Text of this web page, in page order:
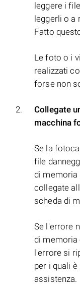
leggere i
leggerli o a
Fatto
Le foto o i
realizzati
forse non
Collegate
macchina
Se la
file
di memoria
collegate
scheda di
Se l'errore
di memoria
l'errore si
per i quali
assistenza.